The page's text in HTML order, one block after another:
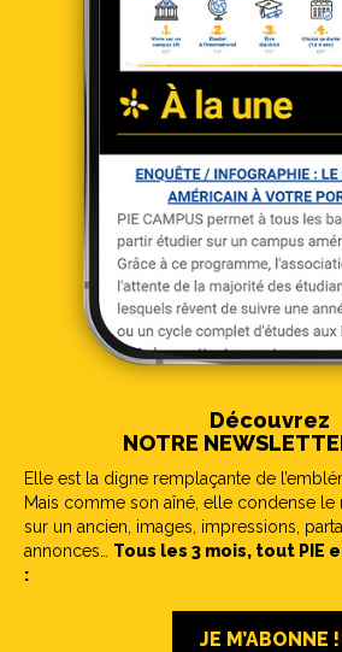
Découvrez
NOTRE
Elle est la digne remplaçante de
Mais comme son aîné, elle condense le
sur un ancien, images, impressions,
annonces… Tous les 3 mois, tout
:
JE M’ABONNE !